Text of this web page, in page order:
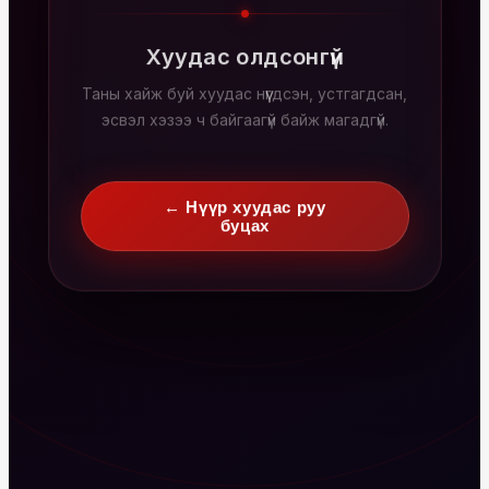
Хуудас олдсонгүй
Таны хайж буй хуудас нүүгдсэн, устгагдсан,
эсвэл хэзээ ч байгаагүй байж магадгүй.
← Нүүр хуудас руу
буцах